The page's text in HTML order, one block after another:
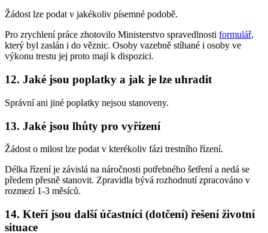
Žádost lze podat v jakékoliv písemné podobě.
Pro zrychlení práce zhotovilo Ministerstvo spravedlnosti formulář,
který byl zaslán i do věznic. Osoby vazebně stíhané i osoby ve
výkonu trestu jej proto mají k dispozici.
12. Jaké jsou poplatky a jak je lze uhradit
Správní ani jiné poplatky nejsou stanoveny.
13. Jaké jsou lhůty pro vyřízení
Žádost o milost lze podat v kterékoliv fázi trestního řízení.
Délka řízení je závislá na náročnosti potřebného šetření a nedá se
předem přesně stanovit. Zpravidla bývá rozhodnutí zpracováno v
rozmezí 1-3 měsíců.
14. Kteří jsou další účastníci (dotčení) řešení životní
situace